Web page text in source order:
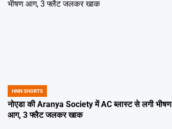
POSTED
IN
HNN SHORTS
नोएडा की Aranya Society में AC ब्लास्ट से लगी भीषण
आग, 3 फ्लैट जलकर खाक